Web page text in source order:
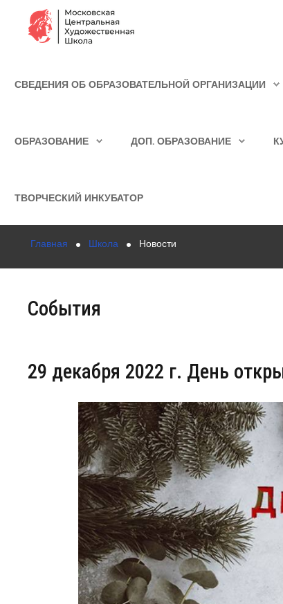
Образование
Курсы повышения квалификации
Конкурсы
Творческий инкубатор
СВЕДЕНИЯ ОБ ОБРАЗОВАТЕЛЬНОЙ ОРГАНИЗАЦИИ
ОБРАЗОВАНИЕ ДОП. ОБРАЗОВАНИЕ
ТВОРЧЕСКИЙ ИНКУБАТОР
Главная Школа Новости
События
29 декабря 2022 г. День